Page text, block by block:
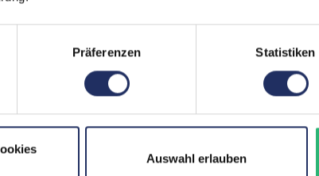
Präferenzen Statistiken
Auswahl erlauben
Fingerprintreader:
Zustand:
Prozessor: